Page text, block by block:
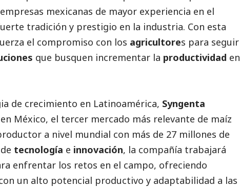
mexicanas de mayor experiencia en el
tradición y prestigio en la industria. Con esta
el compromiso con los agricultores para seguir
que busquen incrementar la productividad en
de crecimiento en Latinoamérica, Syngenta
México, el tercer mercado más relevante de maíz
a nivel mundial con más de 27 millones de
tecnología e innovación, la compañía trabajará
enfrentar los retos en el campo, ofreciendo
un alto potencial productivo y adaptabilidad a las